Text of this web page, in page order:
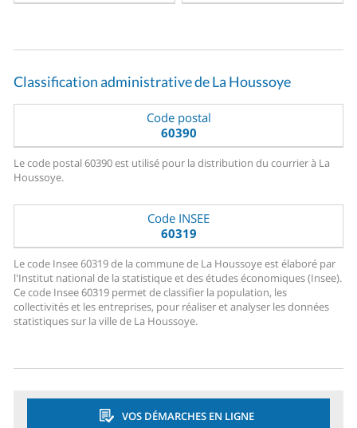
Classification administrative de La Houssoye
Code postal
60390
Le code postal 60390 est utilisé pour la distribution du courrier à La
Houssoye.
Code INSEE
60319
Le code Insee 60319 de la commune de La Houssoye est élaboré par
l'Institut national de la statistique et des études économiques (Insee).
Ce code Insee 60319 permet de classifier la population, les
collectivités et les entreprises, pour réaliser et analyser les données
statistiques sur la ville de La Houssoye.
VOS DÉMARCHES EN LIGNE